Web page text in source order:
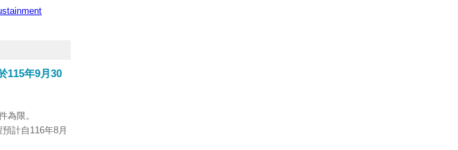
115年9月30
為限。
計自116年8月